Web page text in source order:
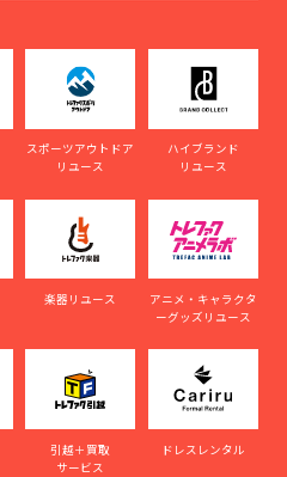
スポーツアウトドア
リユース
ハイブランド
リユース
楽器リユース
アニメ・キャラクタ
ーグッズリユース
引越＋買取
サービス
ドレスレンタル